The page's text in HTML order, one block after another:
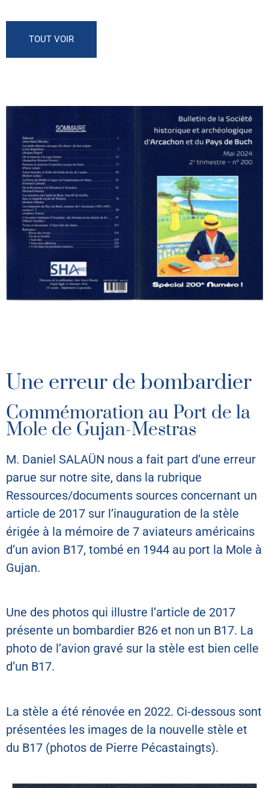
TOUT VOIR
Une erreur de bombardier
Commémoration au Port de la
Mole de Gujan-Mestras
M. Daniel SALAÜN nous a fait part d’une erreur
parue sur notre site, dans la rubrique
Ressources/documents sources concernant un
article de 2017 sur l’inauguration de la stèle
érigée à la mémoire de 7 aviateurs américains
d’un avion B17, tombé en 1944 au port la Mole à
Gujan.
Une des photos qui illustre l’article de 2017
présente un bombardier B26 et non un B17. La
photo de l’avion gravé sur la stèle est bien celle
d’un B17.
La stèle a été rénovée en 2022. Ci-dessous sont
présentées les images de la nouvelle stèle et
du B17 (photos de Pierre Pécastaingts).